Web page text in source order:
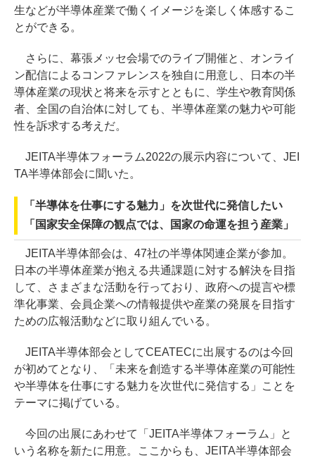
生などが半導体産業で働くイメージを楽しく体感するこ
とができる。
さらに、幕張メッセ会場でのライブ開催と、オンライ
ン配信によるコンファレンスを独自に用意し、日本の半
導体産業の現状と将来を示すとともに、学生や教育関係
者、全国の自治体に対しても、半導体産業の魅力や可能
性を訴求する考えだ。
JEITA半導体フォーラム2022の展示内容について、JEI
TA半導体部会に聞いた。
「半導体を仕事にする魅力」を次世代に発信したい
「国家安全保障の観点では、国家の命運を担う産業」
JEITA半導体部会は、47社の半導体関連企業が参加。
日本の半導体産業が抱える共通課題に対する解決を目指
して、さまざまな活動を行っており、政府への提言や標
準化事業、会員企業への情報提供や産業の発展を目指す
ための広報活動などに取り組んでいる。
JEITA半導体部会としてCEATECに出展するのは今回
が初めてとなり、「未来を創造する半導体産業の可能性
や半導体を仕事にする魅力を次世代に発信する」ことを
テーマに掲げている。
今回の出展にあわせて「JEITA半導体フォーラム」と
いう名称を新たに用意。ここからも、JEITA半導体部会